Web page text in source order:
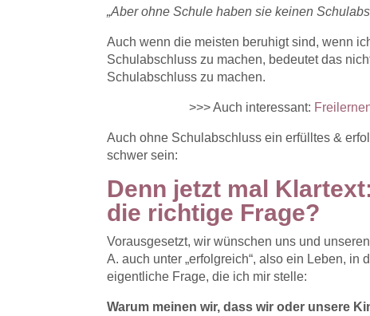
„Aber ohne Schule haben sie keinen
Auch wenn die meisten beruhigt sind, wenn
Schulabschluss zu machen, bedeutet das
Schulabschluss zu machen.
>>> Auch interessant:
Auch ohne Schulabschluss ein erfülltes &
schwer sein:
Denn jetzt mal
die richtige Frage?
Vorausgesetzt, wir wünschen uns und
A. auch unter „erfolgreich“, also ein Leben,
eigentliche Frage, die ich mir stelle:
Warum meinen wir, dass wir oder unsere